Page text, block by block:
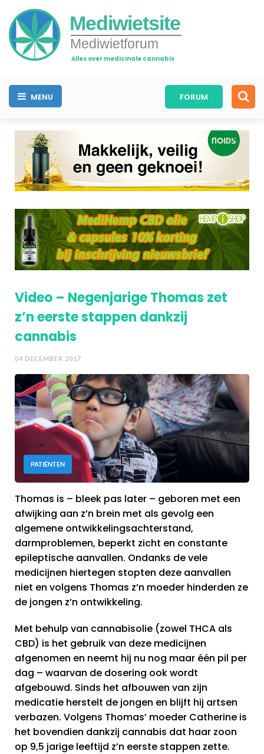
Mediwietsite
Mediwietforum
Alles over medicinale cannabis
MENU FORUM
Video – Negenjarige Thomas zet
z’n eerste stappen dankzij
cannabis
04 DECEMBER 2017
PATIËNTEN
Thomas is – bleek pas later – geboren met een
afwijking aan z’n brein met als gevolg een
algemene ontwikkelingsachterstand,
darmproblemen, beperkt zicht en constante
epileptische aanvallen. Ondanks de vele
medicijnen hiertegen stopten deze aanvallen
niet en volgens Thomas z’n moeder hinderden ze
de jongen z’n ontwikkeling.
Met behulp van cannabisolie (zowel THCA als
CBD) is het gebruik van deze medicijnen
afgenomen en neemt hij nu nog maar één pil per
dag – waarvan de dosering ook wordt
afgebouwd. Sinds het afbouwen van zijn
medicatie herstelt de jongen en blijft hij artsen
verbazen. Volgens Thomas’ moeder Catherine is
het bovendien dankzij cannabis dat haar zoon
op 9,5 jarige leeftijd z’n eerste stappen zette.